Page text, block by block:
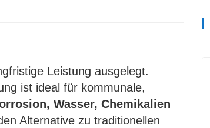
Leistung ausgelegt.
ist ideal für kommunale,
Wasser, Chemikalien
Alternative zu traditionellen